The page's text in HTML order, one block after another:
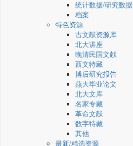
统计数据/研究数据
档案
特色资源
古文献资源库
北大讲座
晚清民国文献
西文特藏
博后研究报告
燕大毕业论文
北大文库
名家专藏
革命文献
数字特藏
其他
最新/精选资源